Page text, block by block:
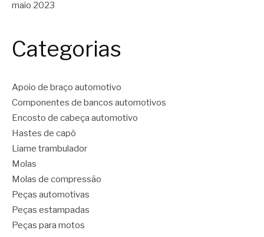
maio 2023
Categorias
Apoio de braço automotivo
Componentes de bancos automotivos
Encosto de cabeça automotivo
Hastes de capô
Liame trambulador
Molas
Molas de compressão
Peças automotivas
Peças estampadas
Peças para motos